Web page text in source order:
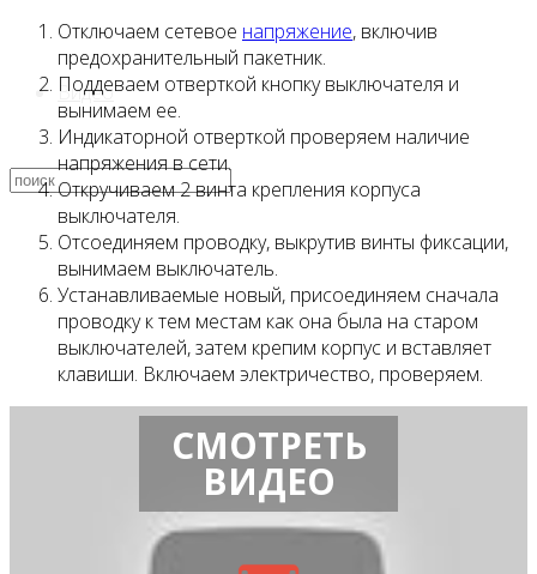
Видео
Отключаем сетевое напряжение, включив
предохранительный пакетник.
Поддеваем отверткой кнопку выключателя и
вынимаем ее.
Индикаторной отверткой проверяем наличие
напряжения в сети.
Откручиваем 2 винта крепления корпуса
выключателя.
Отсоединяем проводку, выкрутив винты фиксации,
вынимаем выключатель.
Устанавливаемые новый, присоединяем сначала
проводку к тем местам как она была на старом
выключателей, затем крепим корпус и вставляет
клавиши. Включаем электричество, проверяем.
СМОТРЕТЬ
ВИДЕО